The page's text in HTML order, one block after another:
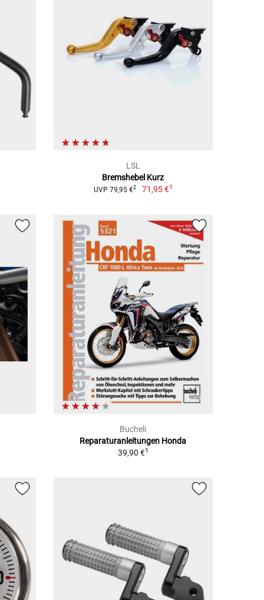
LSL
Bremshebel Kurz
UVP 79,95 €2 71,95 €1
Bucheli
Reparaturanleitungen Honda
39,90 €1